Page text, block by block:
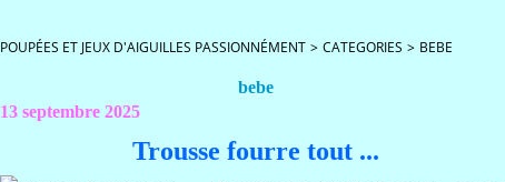
POUPÉES ET JEUX D'AIGUILLES PASSIONNÉMENT > CATEGORIES > BEBE
bebe
13 septembre 2025
Trousse fourre tout ...